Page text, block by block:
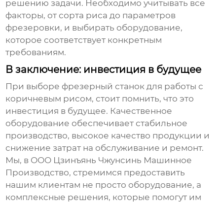
решению задачи. Необходимо учитывать все
факторы, от сорта риса до параметров
фрезеровки, и выбирать оборудование,
которое соответствует конкретным
требованиям.
В заключение: инвестиция в будущее
При выборе фрезерный станок для работы с
коричневым рисом, стоит помнить, что это
инвестиция в будущее. Качественное
оборудование обеспечивает стабильное
производство, высокое качество продукции и
снижение затрат на обслуживание и ремонт.
Мы, в ООО Цзинъянь Чжунсинь Машинное
Производство, стремимся предоставить
нашим клиентам не просто оборудование, а
комплексные решения, которые помогут им